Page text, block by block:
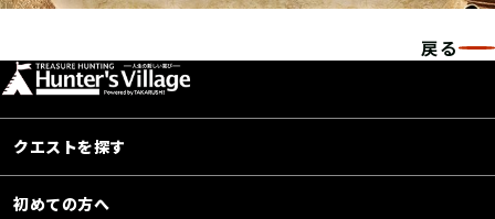
戻る
クエストを探す
初めての方へ